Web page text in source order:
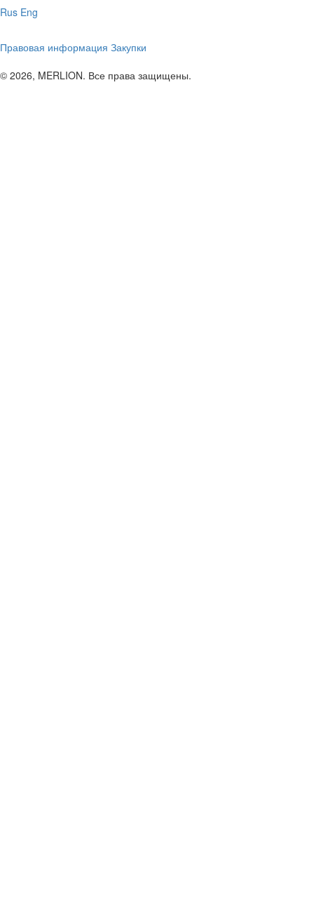
Rus Eng
Правовая информация Закупки
© 2026, MERLION. Все права защищены.